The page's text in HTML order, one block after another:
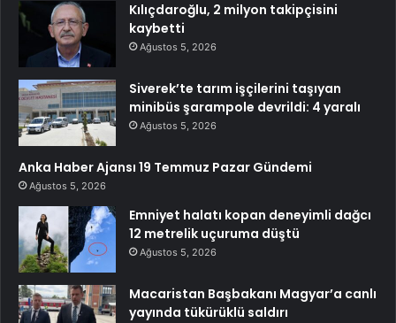
Kılıçdaroğlu, 2 milyon takipçisini
kaybetti
Ağustos 5, 2026
Siverek’te tarım işçilerini taşıyan
minibüs şarampole devrildi: 4 yaralı
Ağustos 5, 2026
Anka Haber Ajansı 19 Temmuz Pazar Gündemi
Ağustos 5, 2026
Emniyet halatı kopan deneyimli dağcı
12 metrelik uçuruma düştü
Ağustos 5, 2026
Macaristan Başbakanı Magyar’a canlı
yayında tükürüklü saldırı